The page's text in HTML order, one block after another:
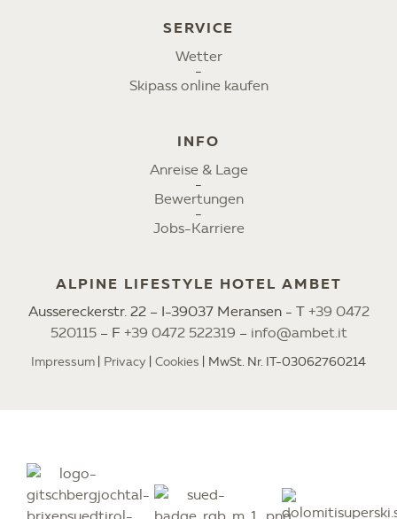
SERVICE
Wetter
Skipass online kaufen
INFO
Anreise & Lage
Bewertungen
Jobs-Karriere
ALPINE LIFESTYLE HOTEL AMBET
Aussereckerstr. 22 – I-39037 Meransen - T +39 0472
520115– F +39 0472 522319 – info@ambet.it
Impressum Privacy Cookies MwSt. Nr. IT-03062760214